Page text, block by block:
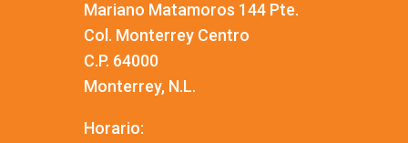
Mariano Matamoros 144 Pte.
Col. Monterrey Centro
C.P. 64000
Monterrey, N.L.
Horario: